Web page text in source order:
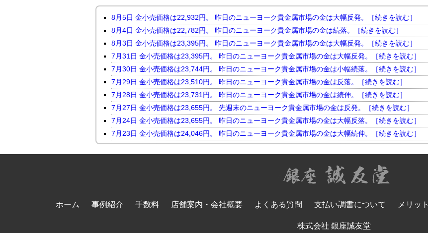
8月5日 金小売価格は22,932円。 昨日のニューヨーク貴金属市場の金は大幅反発。［続きを読む］
8月4日 金小売価格は22,782円。 昨日のニューヨーク貴金属市場の金は続落。［続きを読む］
8月3日 金小売価格は23,395円。 昨日のニューヨーク貴金属市場の金は大幅反発。［続きを読む］
7月31日 金小売価格は23,395円。 昨日のニューヨーク貴金属市場の金は大幅反発。［続きを読む］
7月30日 金小売価格は23,744円。 昨日のニューヨーク貴金属市場の金は小幅続落。［続きを読む］
7月29日 金小売価格は23,510円。 昨日のニューヨーク貴金属市場の金は反落。［続きを読む］
7月28日 金小売価格は23,731円。 昨日のニューヨーク貴金属市場の金は続伸。［続きを読む］
7月27日 金小売価格は23,655円。 先週末のニューヨーク貴金属市場の金は反発。［続きを読む］
7月24日 金小売価格は23,655円。 昨日のニューヨーク貴金属市場の金は大幅反落。［続きを読む］
7月23日 金小売価格は24,046円。 昨日のニューヨーク貴金属市場の金は大幅続伸。［続きを読む］
7月22日 金小売価格は23,816円。 昨日のニューヨーク貴金属市場の金は大幅反発。［続きを読む］
7月17日 金小売価格は23,118円。 昨日のニューヨーク貴金属市場の金は大幅続落。［続きを読む］
7月16日 金小売価格は23,450円。 昨日のニューヨーク貴金属市場の金は反落。［続きを読む］
7月14日 金小売価格は23,098円。 昨日のニューヨーク貴金属市場の金は大幅続落。［続きを読む］
7月13日 金小売価格は23,569円。 先週末のニューヨーク貴金属市場の金は反落。［続きを読む］
ホーム 事例紹介 手数料 店舗案内・会社概要 よくある質問 支払い調書について メリット
株式会社 銀座誠友堂